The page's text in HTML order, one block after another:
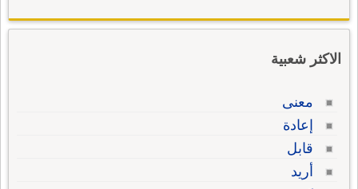
الاكثر شعبية
معنى
إعادة
قابل
أريد